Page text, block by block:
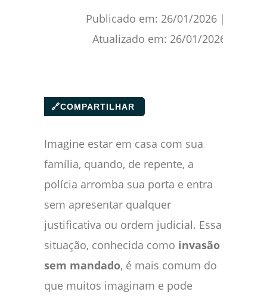
Publicado em: 26/01/2026 |
Atualizado em: 26/01/2026
🔗COMPARTILHAR
Imagine estar em casa com sua
família, quando, de repente, a
polícia arromba sua porta e entra
sem apresentar qualquer
justificativa ou ordem judicial. Essa
situação, conhecida como invasão
sem mandado, é mais comum do
que muitos imaginam e pode